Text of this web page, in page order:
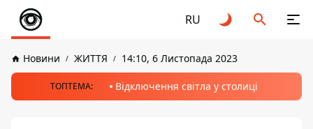
RU
Новини ЖИТТЯ 14:10, 6 Листопада 2023
ТОПТЕМА: Відключення світла у столиці